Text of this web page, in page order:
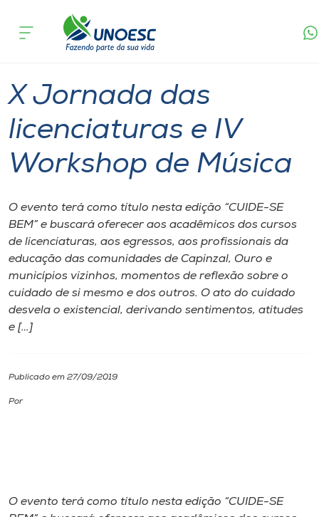
Cursos
Pesquisa
Atendimento ao Estudante
Portal de Ensino
A
Unoesc
Internacionalização
acontece
X Jornada das
licenciaturas e IV
Workshop de Música
O evento terá como título nesta edição “CUIDE-SE
BEM” e buscará oferecer aos acadêmicos dos cursos
de licenciaturas, aos egressos, aos profissionais da
educação das comunidades de Capinzal, Ouro e
municípios vizinhos, momentos de reflexão sobre o
cuidado de si mesmo e dos outros. O ato do cuidado
desvela o existencial, derivando sentimentos, atitudes
e […]
Publicado em 27/09/2019
Por
O evento terá como título nesta edição “CUIDE-SE